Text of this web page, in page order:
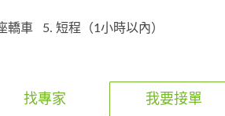
轎車
5. 短程（1小時以內）
我要接單
找專家